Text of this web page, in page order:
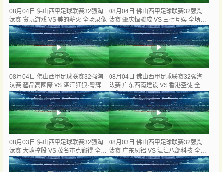
08月04日 佛山西甲足球联赛32强淘
汰赛 贪玩游戏 VS 美的薪火 全场录像
08月04日 佛山西甲足球联赛32强淘
汰赛 肇庆恒骏成 VS 三七互娱 全场录
像
08月04日 佛山西甲足球联赛32强淘
汰赛 藝品高國際 VS 湛江狂狼·粵辉能
源 全场录像
08月04日 佛山西甲足球联赛32强淘
汰赛 广东西南建设 VS 香港圣徒 全场
录像
08月03日 佛山西甲足球联赛32强淘
汰赛 大塘控股 VS 茂名市点都得 全场
录像
08月03日 佛山西甲足球联赛32强淘
汰赛 广东凤铝 VS 湛江八部科技 全场
录像